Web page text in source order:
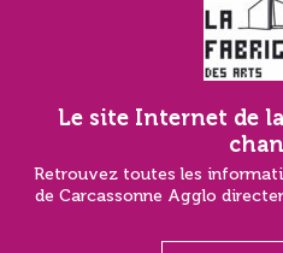
Le site Internet de
Retrouvez toutes les
de Carcassonne Agglo